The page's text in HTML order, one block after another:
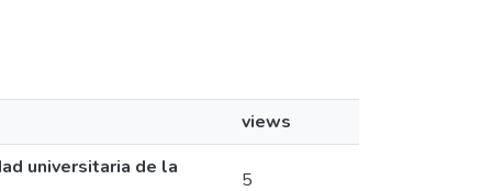
views
universitaria de la
5